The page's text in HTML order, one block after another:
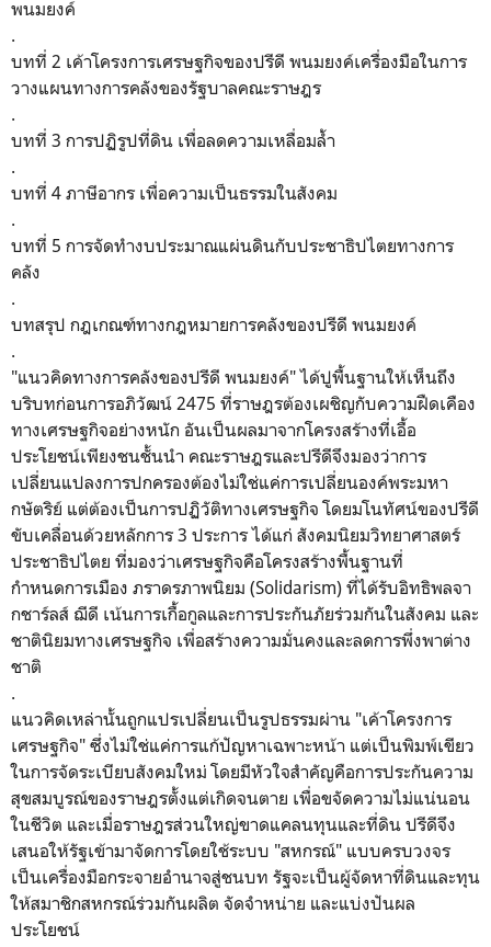
พนมยงค์
.
บทที่ 2 เค้าโครงการเศรษฐกิจของปรีดี พนมยงค์เครื่องมือในการ
วางแผนทางการคลังของรัฐบาลคณะราษฎร
.
บทที่ 3 การปฏิรูปที่ดิน เพื่อลดความเหลื่อมล้ำ
.
บทที่ 4 ภาษีอากร เพื่อความเป็นธรรมในสังคม
.
บทที่ 5 การจัดทำงบประมาณแผ่นดินกับประชาธิปไตยทางการ
คลัง
.
บทสรุป กฎเกณฑ์ทางกฎหมายการคลังของปรีดี พนมยงค์
.
​"แนวคิดทางการคลังของปรีดี พนมยงค์" ได้ปูพื้นฐานให้เห็นถึง
บริบทก่อนการอภิวัฒน์ 2475 ที่ราษฎรต้องเผชิญกับความฝืดเคือง
ทางเศรษฐกิจอย่างหนัก อันเป็นผลมาจากโครงสร้างที่เอื้อ
ประโยชน์เพียงชนชั้นนำ คณะราษฎรและปรีดีจึงมองว่าการ
เปลี่ยนแปลงการปกครองต้องไม่ใช่แค่การเปลี่ยนองค์พระมหา
กษัตริย์ แต่ต้องเป็นการปฏิวัติทางเศรษฐกิจ โดยมโนทัศน์ของปรีดี
ขับเคลื่อนด้วยหลักการ 3 ประการ ได้แก่ สังคมนิยมวิทยาศาสตร์
ประชาธิปไตย ที่มองว่าเศรษฐกิจคือโครงสร้างพื้นฐานที่
กำหนดการเมือง ภราดรภาพนิยม (Solidarism) ที่ได้รับอิทธิพลจา
กชาร์ลส์ ฌีดี เน้นการเกื้อกูลและการประกันภัยร่วมกันในสังคม และ
ชาตินิยมทางเศรษฐกิจ เพื่อสร้างความมั่นคงและลดการพึ่งพาต่าง
ชาติ
.
​แนวคิดเหล่านั้นถูกแปรเปลี่ยนเป็นรูปธรรมผ่าน "เค้าโครงการ
เศรษฐกิจ" ซึ่งไม่ใช่แค่การแก้ปัญหาเฉพาะหน้า แต่เป็นพิมพ์เขียว
ในการจัดระเบียบสังคมใหม่ โดยมีหัวใจสำคัญคือการประกันความ
สุขสมบูรณ์ของราษฎรตั้งแต่เกิดจนตาย เพื่อขจัดความไม่แน่นอน
ในชีวิต และเมื่อราษฎรส่วนใหญ่ขาดแคลนทุนและที่ดิน ปรีดีจึง
เสนอให้รัฐเข้ามาจัดการโดยใช้ระบบ "สหกรณ์" แบบครบวงจร
เป็นเครื่องมือกระจายอำนาจสู่ชนบท รัฐจะเป็นผู้จัดหาที่ดินและทุน
ให้สมาชิกสหกรณ์ร่วมกันผลิต จัดจำหน่าย และแบ่งปันผล
ประโยชน์